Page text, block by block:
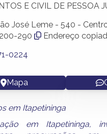
E CIVIL DE PESSOA
José Leme - 540 -
290
Endereço
0224
Mapa
em Itapetininga
em Itapetininga,